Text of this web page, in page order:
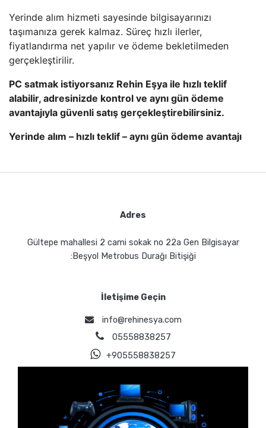
Yerinde alım hizmeti sayesinde bilgisayarınızı
taşımanıza gerek kalmaz. Süreç hızlı ilerler,
fiyatlandırma net yapılır ve ödeme bekletilmeden
gerçekleştirilir.
PC satmak istiyorsanız Rehin Eşya ile hızlı teklif
alabilir, adresinizde kontrol ve aynı gün ödeme
avantajıyla güvenli satış gerçekleştirebilirsiniz.
Yerinde alım – hızlı teklif – aynı gün ödeme avantajı
Adres
Gültepe mahallesi 2 cami sokak no 22a Gen Bilgisayar
:Beşyol Metrobus Durağı Bitişiği
İletişime Geçin
info@rehinesya.com
05558838257
+905558838257